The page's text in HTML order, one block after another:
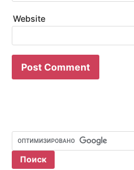
Website